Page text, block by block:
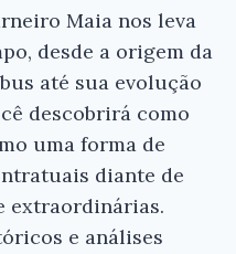
Maia nos leva
desde a origem da
até sua evolução
descobrirá como
uma forma de
diante de
extraordinárias.
e análises